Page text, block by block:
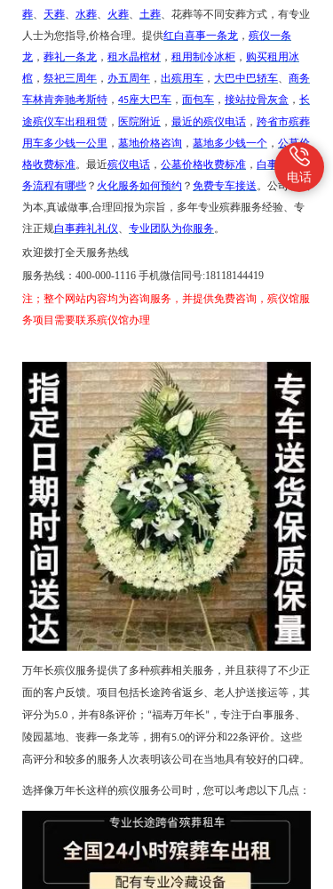
葬
天葬 水葬 火葬 土葬 、花葬等不同安葬方式，有专业
人士为您指导 ,价格合理。提供红白喜事一条龙 ， 殡仪一条
龙 ， 葬礼一条龙 ， 租水晶棺材 ， 租用制冷冰柜 ， 购买租用冰
棺 ， 祭祀三周年 ， 办五周年 ， 出殡用车 ， 大巴中巴轿车
商务
车林肯奔驰考斯特 ， 45座大巴车 ， 面包车 ， 接站拉骨灰盒 ， 长
途殡仪车出租租赁 ， 医院附近 ， 最近的殡仪电话 ， 跨省市殡葬
用车多少钱一公里 ， 墓地价格咨询 ， 墓地多少钱一个 ， 公墓价
格收费标准。最近殡仪电话 ， 公墓价格收费标准 ， 白事丧葬服
务流程有哪些 ？ 火化服务如何预约 ？ 免费专车接送 。公司以人
为本 ,真诚做事,合理回报为宗旨，多年专业殡葬服务经验、专
注正规白事葬礼礼仪 专业团队为你服务。
欢迎拨打全天服务热线
服务热线： 400-000-1116 手机微信同号:18118144419
注； 整个网站内容均为咨询服务，并提供免费咨询，殡仪馆服
务项目需要联系殡仪馆办理
万年长殡仪服务提供了多种殡葬相关服务，并且获得了不少正
面的客户反馈。项目包括长途跨省返乡、老人护送接运等，其
评分为5.0 ，并有8条评价； “福寿万年长” ，专注于白事服务、
陵园墓地、丧葬一条龙等，拥有5.0的评分和22条评价。这些
高评分和较多的服务人次表明该公司在当地具有较好的口碑。
选择像万年长这样的殡仪服务公司时，您可以考虑以下几点：
电话